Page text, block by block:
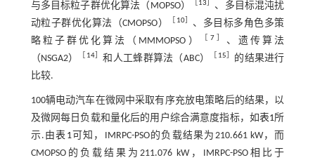
与多目标粒子群优化算法（MOPSO）
13
、多目标混沌扰
动粒子群优化算法（CMOPSO）
10］ 、多目标多角色多策
略粒子群优化算法（MMMOPSO）
7］ 、遗传算法
（NSGA2）
14］和人工蜂群算法（ABC） 15
的结果进行
比较.
100辆电动汽车在微网中采取有序充放电策略后的结果，以
及微网每日负载和量化后的用户综合满意度指标，如表1所
示.由表1可知，IMRPC-PSO的负载结果为210.661 kW，而
CMOPSO的负载结果为211.076 kW，IMRPC-PSO相比于